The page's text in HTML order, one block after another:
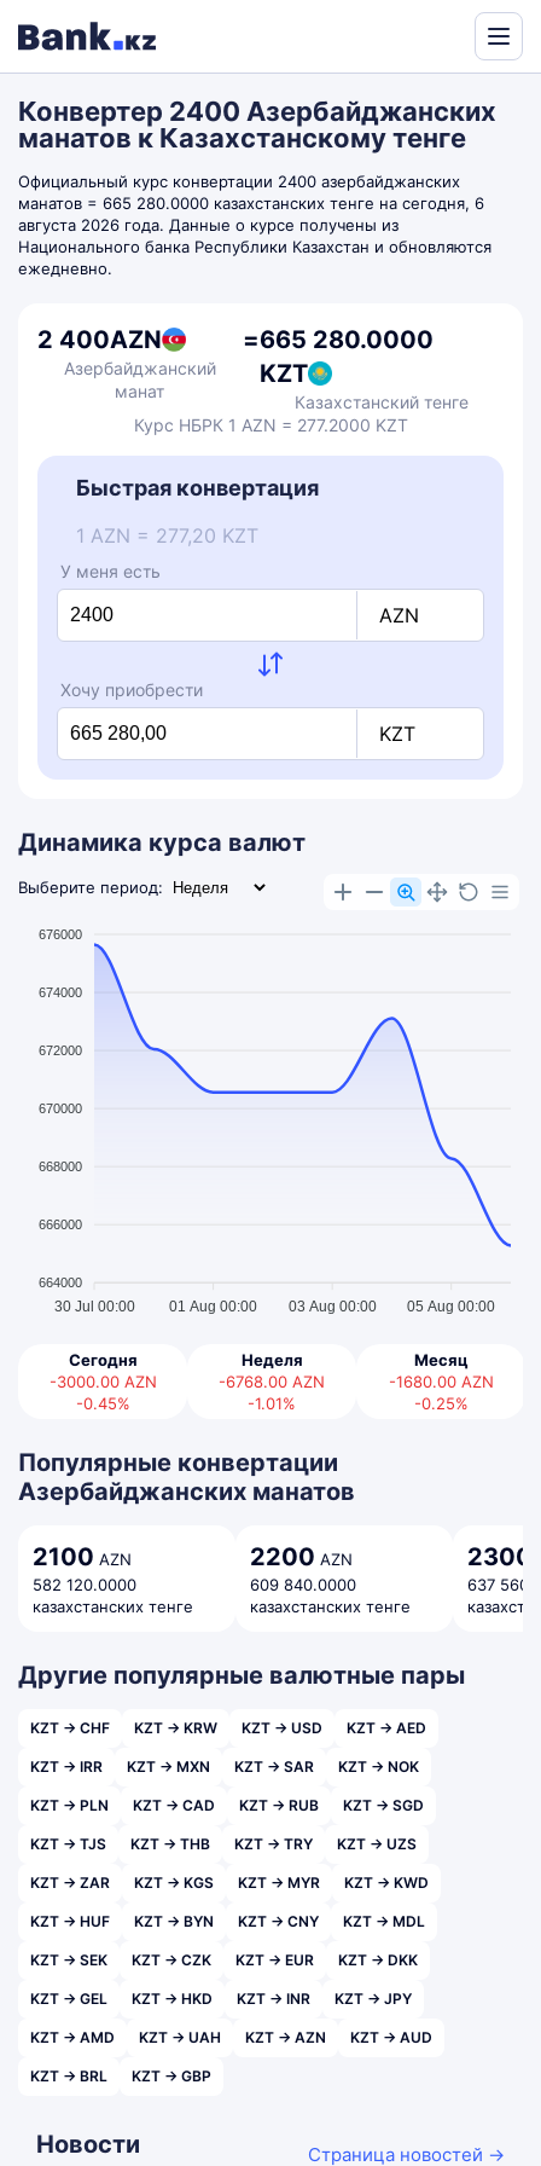
by
Translate
Конвертер 2400 Азербайджанских
манатов к Казахстанскому тенге
Официальный курс конвертации 2400 азербайджанских
манатов = 665 280.0000 казахстанских тенге на сегодня, 6
августа 2026 года. Данные о курсе получены из
Национального банка Республики Казахстан и обновляются
ежедневно.
2 400AZN
Азербайджанский
манат
=665 280.0000
KZT
Казахстанский тенге
Курс НБРК 1 AZN = 277.2000 KZT
Быстрая конвертация
1 AZN = 277,20 KZT
У меня есть
AZN
Хочу приобрести
KZT
Динамика курса валют
Выберите период:
676000
674000
672000
670000
668000
666000
664000
30 Jul 00:00 01 Aug 00:00 03 Aug 00:00 05 Aug 00:00
Сегодня
-3000.00 AZN
-0.45%
Неделя
-6768.00 AZN
-1.01%
Месяц
-1680.00 AZN
-0.25%
Популярные конвертации
Азербайджанских манатов
2100 AZN
582 120.0000
казахстанских тенге
2200 AZN
609 840.0000
казахстанских тенге
2300
637
Другие популярные валютные пары
KZT → CHF KZT → KRW KZT → USD KZT → AED
KZT → IRR KZT → MXN KZT → SAR KZT → NOK
KZT → PLN KZT → CAD KZT → RUB KZT → SGD
KZT → TJS KZT → THB KZT → TRY KZT → UZS
KZT → ZAR KZT → KGS KZT → MYR KZT → KWD
KZT → HUF KZT → BYN KZT → CNY KZT → MDL
KZT → SEK KZT → CZK KZT → EUR KZT → DKK
KZT → GEL KZT → HKD KZT → INR KZT → JPY
KZT → AMD KZT → UAH KZT → AZN KZT → AUD
KZT → BRL KZT → GBP
Новости Страница новостей →